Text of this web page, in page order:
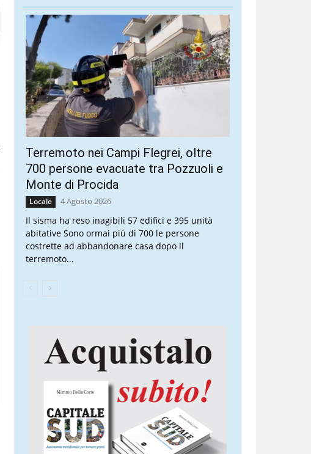
Terremoto nei Campi Flegrei, oltre
700 persone evacuate tra Pozzuoli e
Monte di Procida
Locale 4 Agosto 2026
Il sisma ha reso inagibili 57 edifici e 395 unità
abitative Sono ormai più di 700 le persone
costrette ad abbandonare casa dopo il
terremoto...